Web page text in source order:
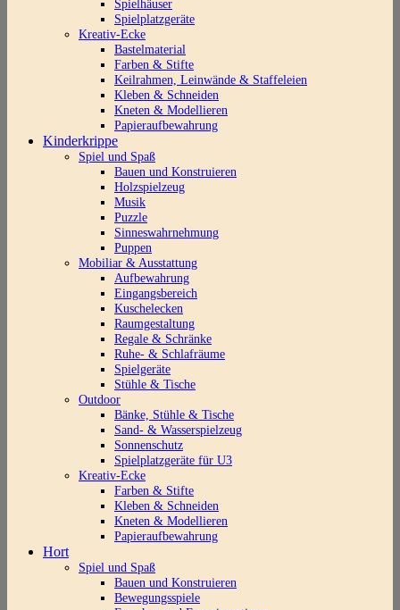
Spielhäuser
Spielplatzgeräte
Kreativ-Ecke
Bastelmaterial
Farben & Stifte
Keilrahmen, Leinwände & Staffeleien
Kleben & Schneiden
Kneten & Modellieren
Papieraufbewahrung
Kinderkrippe
Spiel und Spaß
Bauen und Konstruieren
Holzspielzeug
Musik
Puzzle
Sinneswahrnehmung
Puppen
Mobiliar & Ausstattung
Aufbewahrung
Eingangsbereich
Kuschelecken
Raumgestaltung
Regale & Schränke
Ruhe- & Schlafräume
Spielgeräte
Stühle & Tische
Outdoor
Bänke, Stühle & Tische
Sand- & Wasserspielzeug
Sonnenschutz
Spielplatzgeräte für U3
Kreativ-Ecke
Farben & Stifte
Kleben & Schneiden
Kneten & Modellieren
Papieraufbewahrung
Hort
Spiel und Spaß
Bauen und Konstruieren
Bewegungsspiele